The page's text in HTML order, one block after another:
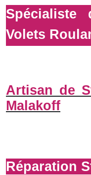
Spécialiste
Volets
Artisan de
Malakoff
Réparation